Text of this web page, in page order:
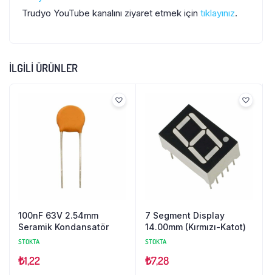
Trudyo YouTube kanalını ziyaret etmek için tıklayınız.
İLGILI ÜRÜNLER
100nF 63V 2.54mm
Seramik Kondansatör
STOKTA
₺1,22
7 Segment Display
14.00mm (Kırmızı-Katot)
STOKTA
₺7,28